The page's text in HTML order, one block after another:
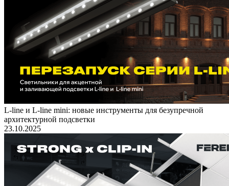
L-line и L-line mini: новые инструменты для безупречной
архитектурной подсветки
23.10.2025